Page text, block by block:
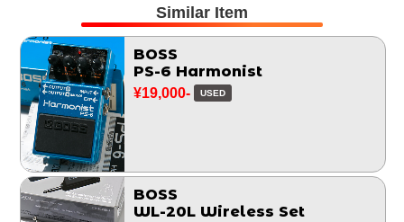
Similar Item
BOSS
PS-6 Harmonist
¥19,000- USED
BOSS
WL-20L Wireless Set